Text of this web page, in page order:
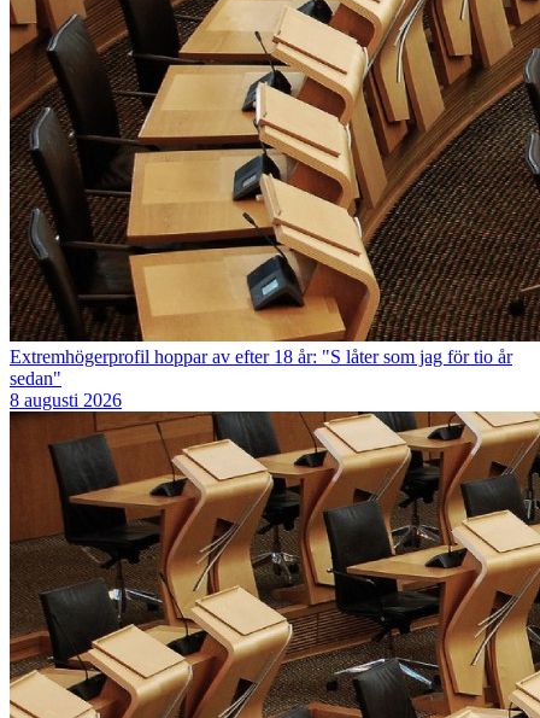
Extremhögerprofil hoppar av efter 18 år: "S låter som jag för tio år
sedan"
8 augusti 2026